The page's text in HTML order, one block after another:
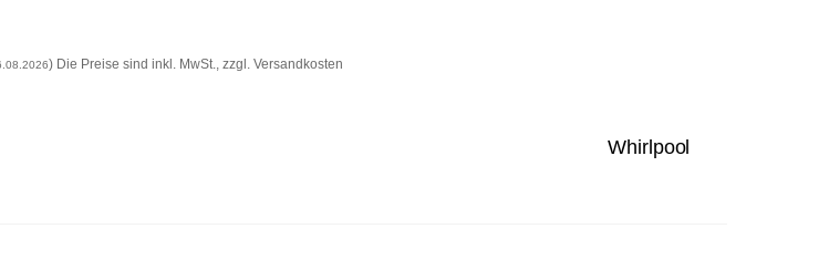
) Die Preise sind inkl. MwSt., zzgl. Versandkosten
Whirlpool